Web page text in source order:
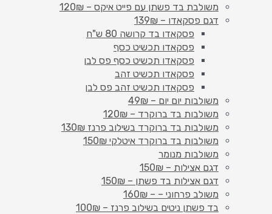
משולבת בד פשתן עם פייט איקס – 120₪
דגם פסקאדו – 139₪
פסקאדו בד קרושה 80 ש"ח
פסקאדו תכשיט כסף
פסקאדו תכשיט כסף פס לבן
פסקאדו תכשיט זהב
פסקאדו תכשיט זהב פס לבן
משולבות יום יום – 49₪
משולבות בד ברוקרד – 120₪
משולבות בד ברוקרד בשילוב פרנז 130₪
משולבות בד ברוקרד איטלקי 150₪
משולבות מנומר
דגם אצילות – 150₪
דגם אצילות בד פשתן – 150₪
משולב פרחוני – – 160₪
בד פשתן ניטים בשילוב פרנז – 100₪